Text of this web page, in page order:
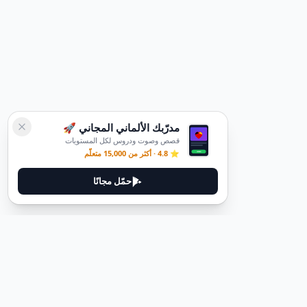
مدرّبك الألماني المجاني 🚀
قصص وصوت ودروس لكل المستويات
⭐ 4.8 · أكثر من 15,000 متعلّم
حمّل مجانًا